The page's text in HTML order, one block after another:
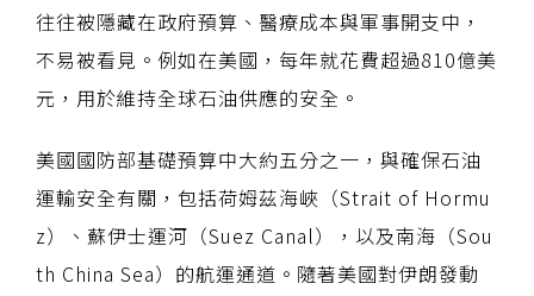
往往被隱藏在政府預算、醫療成本與軍事開支中，
不易被看見。例如在美國，每年就花費超過810億美
元，用於維持全球石油供應的安全。
美國國防部基礎預算中大約五分之一，與確保石油
運輸安全有關，包括荷姆茲海峽（Strait of Hormu
z）、蘇伊士運河（Suez Canal），以及南海（Sou
th China Sea）的航運通道。隨著美國對伊朗發動